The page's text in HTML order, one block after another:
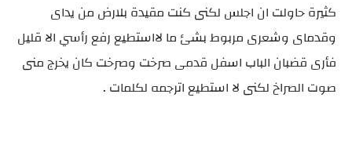
كثيرة حاولت ان اجلس لكنى كنت مقيدة بلارض من يداى
وقدماى وشعرى مربوط بشئ ما لااستطيع رفع رأسي الا قليل
فأرى قضبان الباب اسفل قدمى صرخت وصرخت كان يخرج منى
صوت الصراخ لكنى لا استطيع اترجمه لكلمات .